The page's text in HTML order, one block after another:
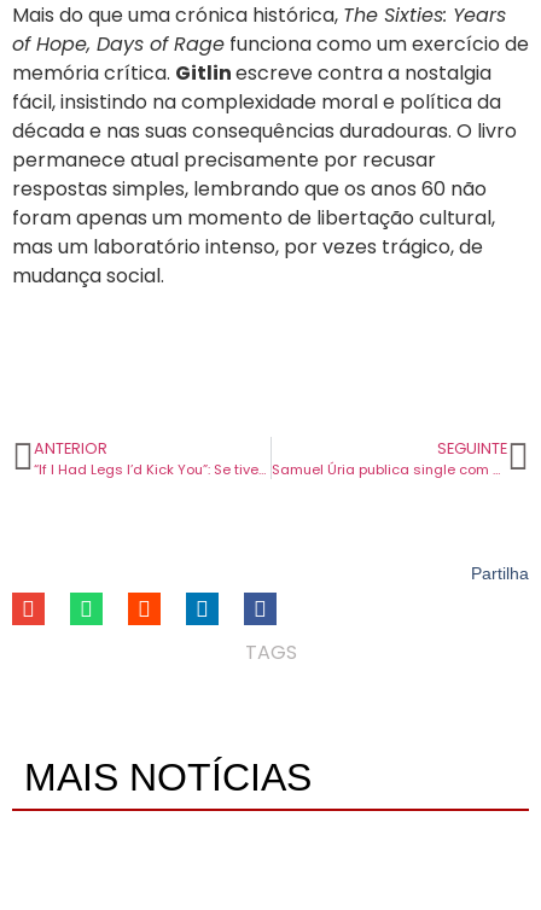
Mais do que uma crónica histórica, The Sixties: Years
of Hope, Days of Rage funciona como um exercício de
memória crítica. Gitlinescreve contra a nostalgia
fácil, insistindo na complexidade moral e política da
década e nas suas consequências duradouras. O livro
permanece atual precisamente por recusar
respostas simples, lembrando que os anos 60 não
foram apenas um momento de libertação cultural,
mas um laboratório intenso, por vezes trágico, de
mudança social.
ANTERIOR
“If I Had Legs I’d Kick You”: Se tivesse pernas, provavelmente também fugia
SEGUINTE
Samuel Úria publica single com versão de “Kuchisabishii” ao vivo no Coliseu.
Partilha
TAGS
MAIS NOTÍCIAS